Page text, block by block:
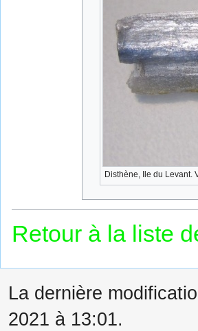
Disthène, Ile du Levant.
Retour à la liste
La dernière
2021 à 13:01.